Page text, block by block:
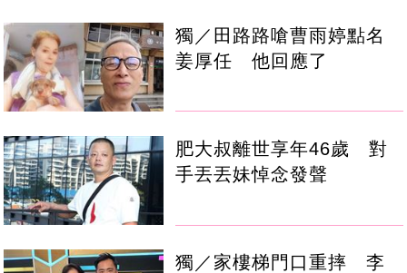
獨／田路路嗆曹雨婷點名
姜厚任 他回應了
肥大叔離世享年46歲 對
手丟丟妹悼念發聲
獨／家樓梯門口重摔 李